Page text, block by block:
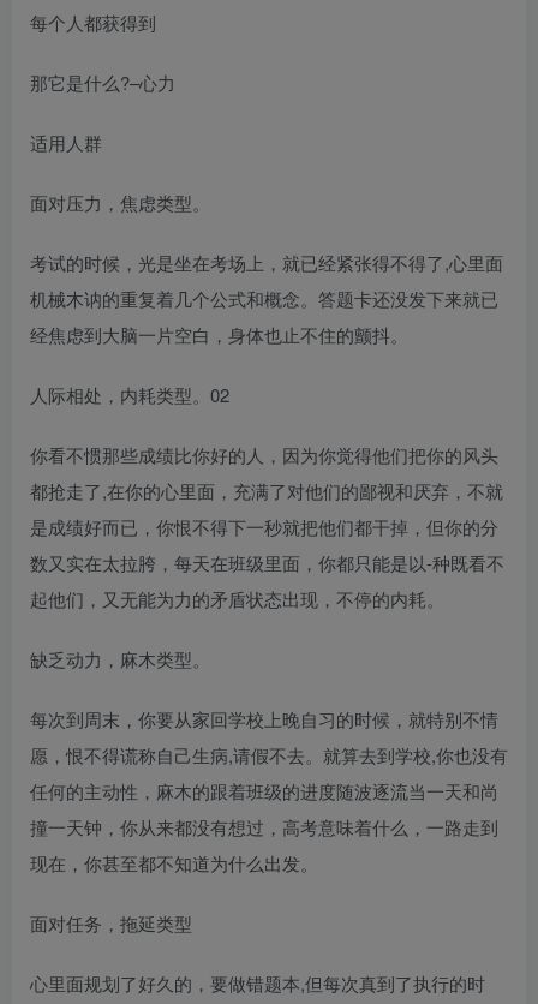
每个人都获得到
那它是什么?–心力
适用人群
面对压力，焦虑类型。
考试的时候，光是坐在考场上，就已经紧张得不得了,心里面
机械木讷的重复着几个公式和概念。答题卡还没发下来就已
经焦虑到大脑一片空白，身体也止不住的颤抖。
人际相处，内耗类型。02
你看不惯那些成绩比你好的人，因为你觉得他们把你的风头
都抢走了,在你的心里面，充满了对他们的鄙视和厌弃，不就
是成绩好而已，你恨不得下一秒就把他们都干掉，但你的分
数又实在太拉胯，每天在班级里面，你都只能是以-种既看不
起他们，又无能为力的矛盾状态出现，不停的内耗。
缺乏动力，麻木类型。
每次到周末，你要从家回学校上晚自习的时候，就特别不情
愿，恨不得谎称自己生病,请假不去。就算去到学校,你也没有
任何的主动性，麻木的跟着班级的进度随波逐流当一天和尚
撞一天钟，你从来都没有想过，高考意味着什么，一路走到
现在，你甚至都不知道为什么出发。
面对任务，拖延类型
心里面规划了好久的，要做错题本,但每次真到了执行的时